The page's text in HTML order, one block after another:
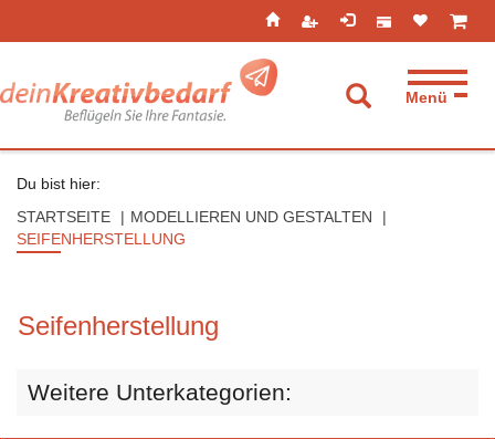
ist leerist
Menü
Du bist hier:
STARTSEITE
MODELLIEREN UND GESTALTEN
SEIFENHERSTELLUNG
Seifenherstellung
Weitere Unterkategorien: